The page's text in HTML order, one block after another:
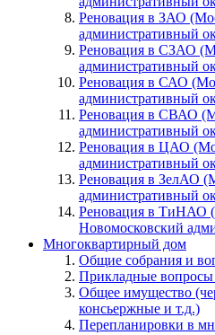
Реновация в ЗАО
административный
Реновация в СЗАО
административный
Реновация в САО
административный
Реновация в СВАО
административный
Реновация в ЦАО
административный
Реновация в ЗелАО
административный
Реновация в ТиНАО
Новомосковский
Многоквартирный дом
Общие собрания и
Прикладные
Общее имущество
консьержные и т.д.)
Перепланировки в